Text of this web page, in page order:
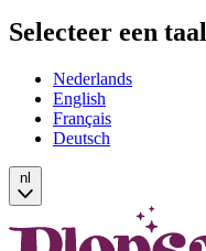
Selecteer een taal
Nederlands
English
Français
Deutsch
nl